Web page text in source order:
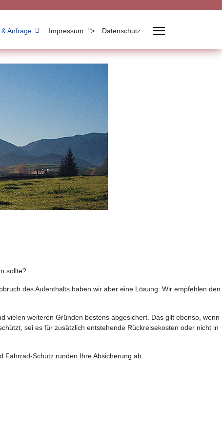
Anfrage Impressum "> Datenschutz
sollte?
des Aufenthalts haben wir aber eine Lösung: Wir empfehlen den
vielen weiteren Gründen bestens abgesichert. Das gilt ebenso, wenn
sei es für zusätzlich entstehende Rückreisekosten oder nicht in
Fahrrad-Schutz runden Ihre Absicherung ab